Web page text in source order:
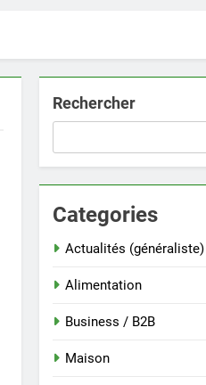
Rechercher
Categories
Actualités (généraliste)
Alimentation
Business / B2B
Maison